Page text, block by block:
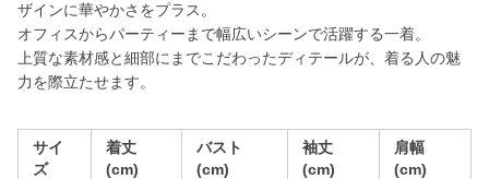
ザインに華やかさをプラス。
オフィスからパーティーまで幅広いシーンで活躍する一着。
上質な素材感と細部にまでこだわったディテールが、着る人の魅
力を際立たせます。
サイ
ズ
着丈
(cm)
バスト
(cm)
袖丈
(cm)
肩幅
(cm)